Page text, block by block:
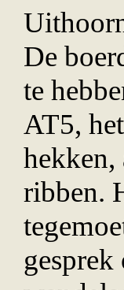
De
te
AT5,
hekken,
ribben.